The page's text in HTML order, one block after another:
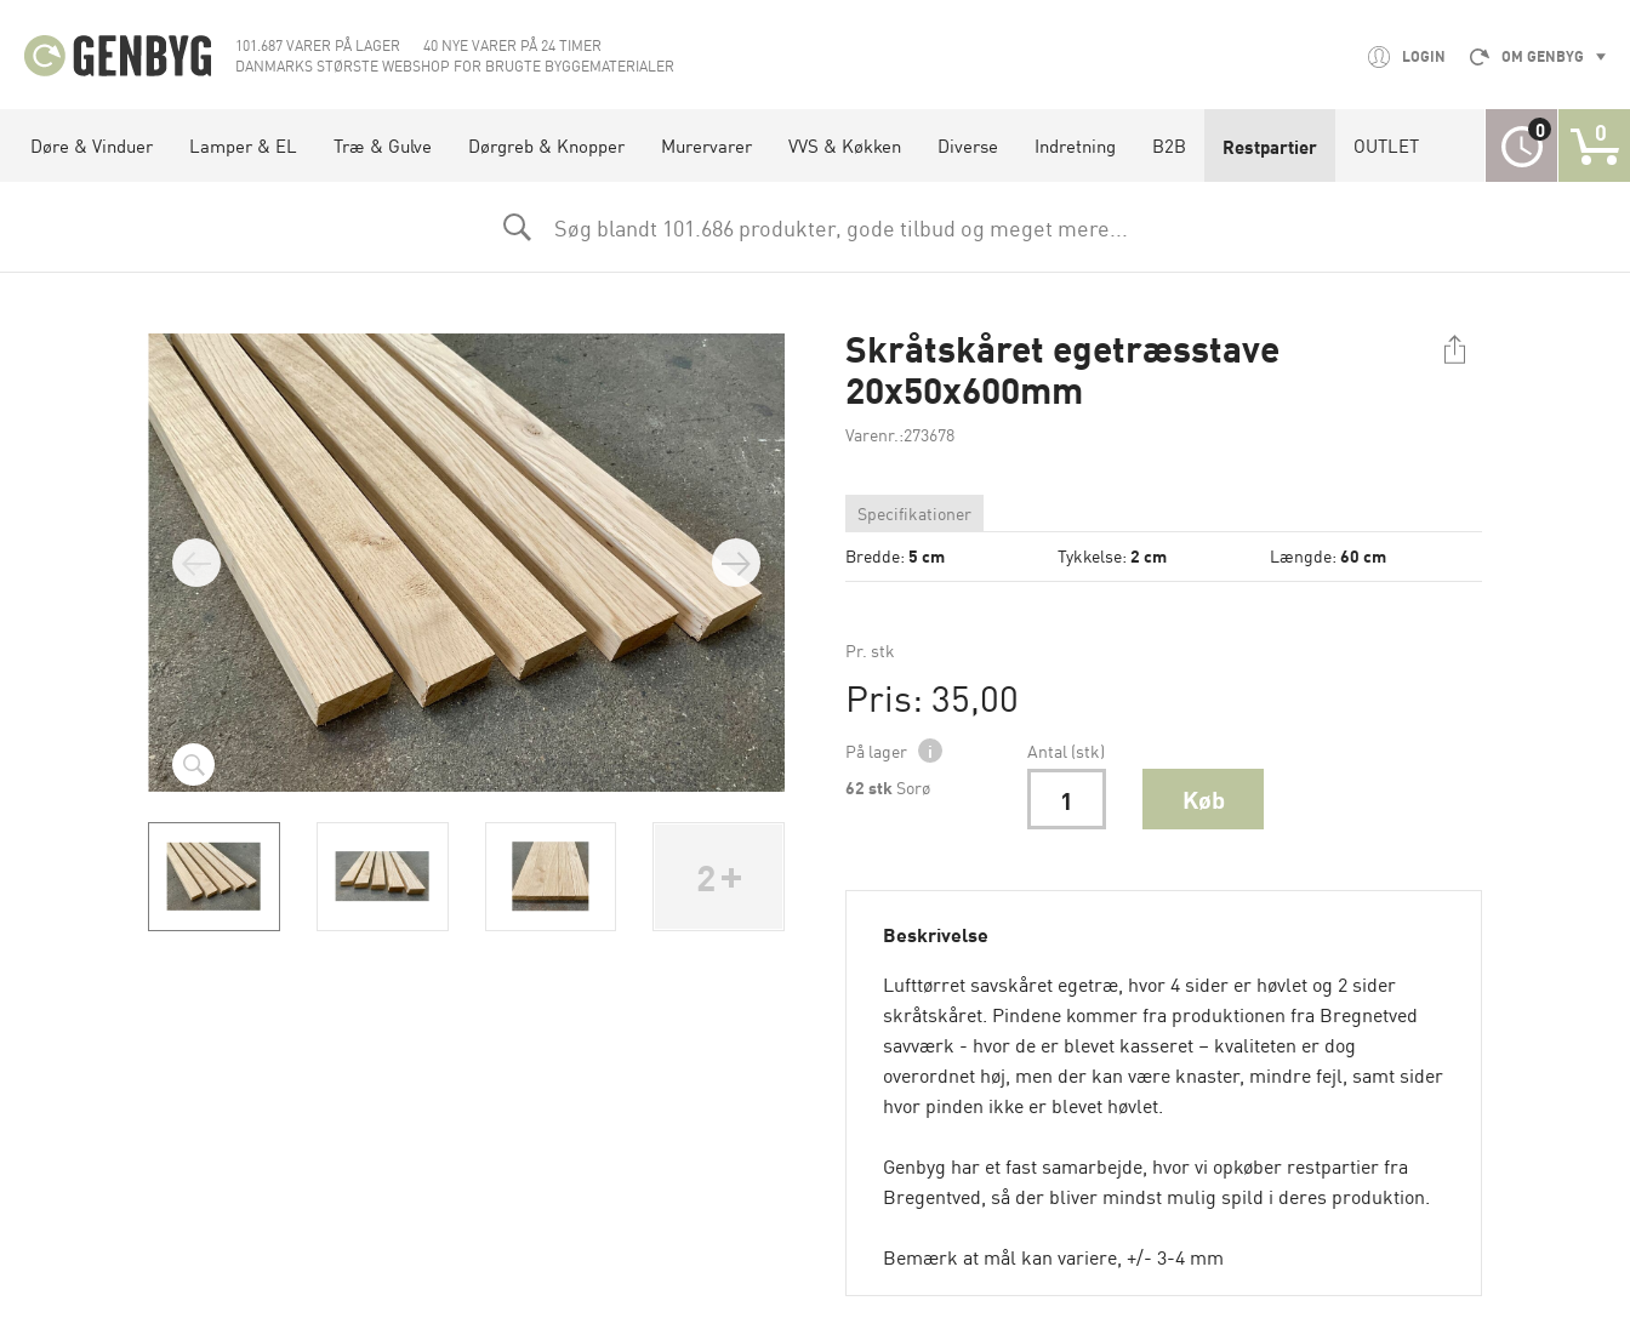
101.687 VARER PÅ LAGER
40 NYE VARER PÅ 24 TIMER
DANMARKS STØRSTE WEBSHOP FOR BRUGTE BYGGEMATERIALER
LOGIN OM GENBYG
Døre & Vinduer Lamper & EL Træ & Gulve Dørgreb & Knopper Murervarer VVS & Køkken Diverse Indretning B2B Restpartier OUTLET
0 0
Søg blandt 101.686 produkter, gode tilbud og meget mere...
2
Skråtskåret egetræsstave
20x50x600mm
Varenr.:273678
Specifikationer
Bredde: 5 cm Tykkelse: 2 cm Længde: 60 cm
Pr. stk
Pris: 35,00
På lager
i
62 stk Sorø
Antal (stk)
Køb
Beskrivelse
Lufttørret savskåret egetræ, hvor 4 sider er høvlet og 2 sider
skråtskåret. Pindene kommer fra produktionen fra Bregnetved
savværk - hvor de er blevet kasseret – kvaliteten er dog
overordnet høj, men der kan være knaster, mindre fejl, samt sider
hvor pinden ikke er blevet høvlet.
Genbyg har et fast samarbejde, hvor vi opkøber restpartier fra
Bregentved, så der bliver mindst mulig spild i deres produktion.
Bemærk at mål kan variere, +/- 3-4 mm